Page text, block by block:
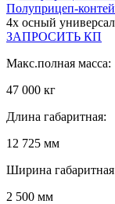
Полуприцеп-
4х осный
ЗАПРОСИТЬ КП
Макс.полная масса:
47 000 кг
Длина габаритная:
12 725 мм
Ширина
2 500 мм